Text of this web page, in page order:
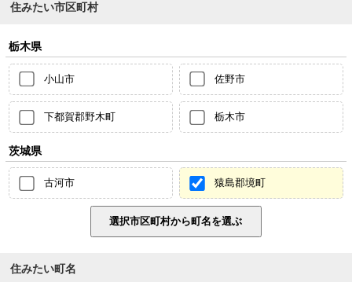
住みたい市区町村
栃木県
小山市 佐野市
下都賀郡野木町 栃木市
茨城県
古河市 猿島郡境町
住みたい町名